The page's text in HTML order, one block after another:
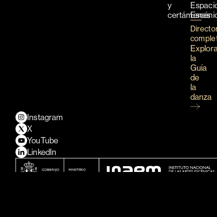
y
certámenes
la
Guía
de
la
danza
Instagram
X
YouTube
LinkedIn